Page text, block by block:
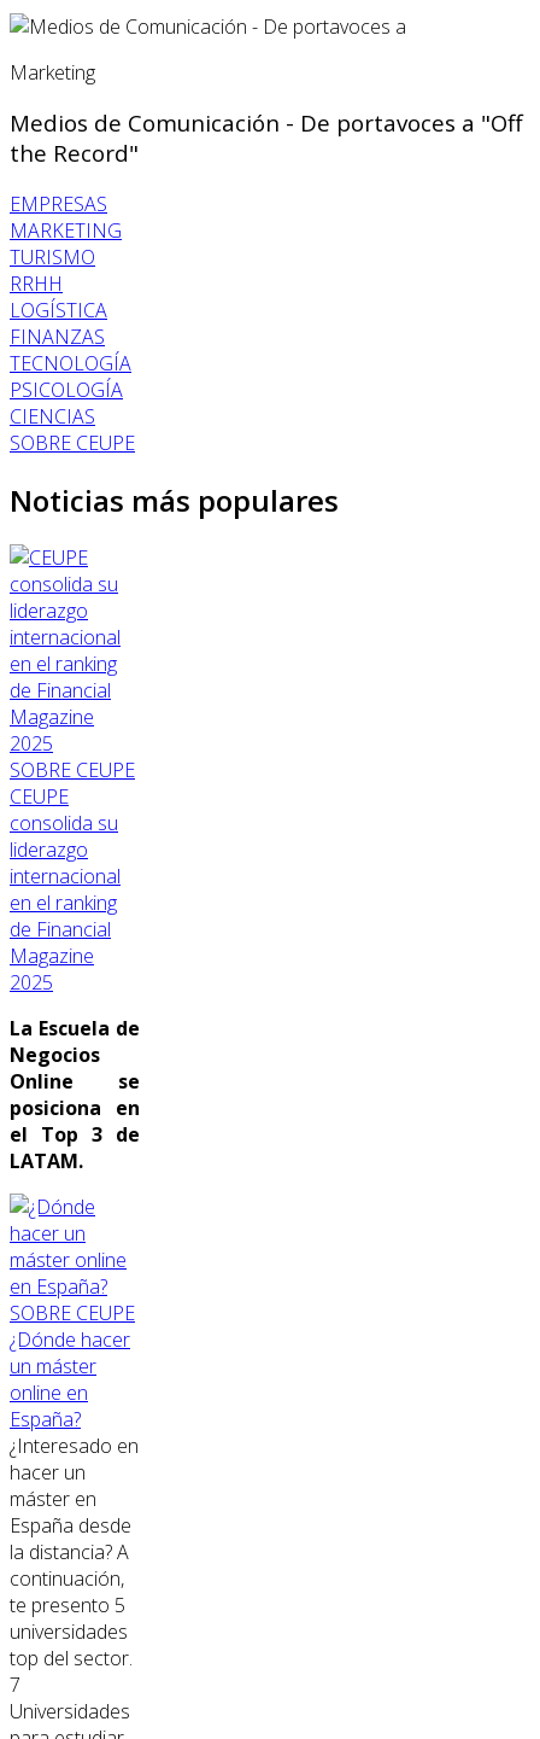
Marketing
Medios de Comunicación - De portavoces a "Off
the Record"
EMPRESAS
MARKETING
TURISMO
RRHH
LOGÍSTICA
FINANZAS
TECNOLOGÍA
PSICOLOGÍA
CIENCIAS
SOBRE CEUPE
Noticias más populares
SOBRE CEUPE
CEUPE
consolida su
liderazgo
internacional
en el ranking
de Financial
Magazine
2025
La Escuela de
Negocios
Online se
posiciona en
el Top 3 de
LATAM.
SOBRE CEUPE
¿Dónde hacer
un máster
online en
España?
¿Interesado en
hacer un
máster en
España desde
la distancia? A
continuación,
te presento 5
universidades
top del sector.
7
Universidades